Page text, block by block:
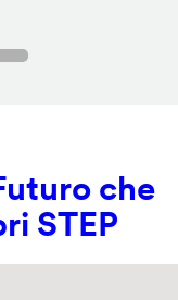
che
STEP